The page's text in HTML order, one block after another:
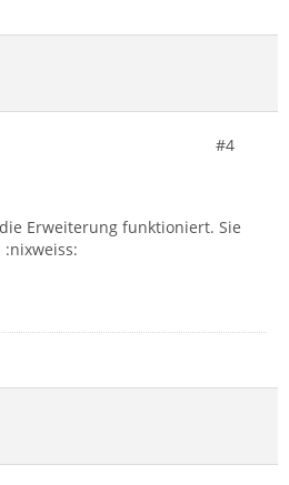
#4
Erweiterung funktioniert. Sie